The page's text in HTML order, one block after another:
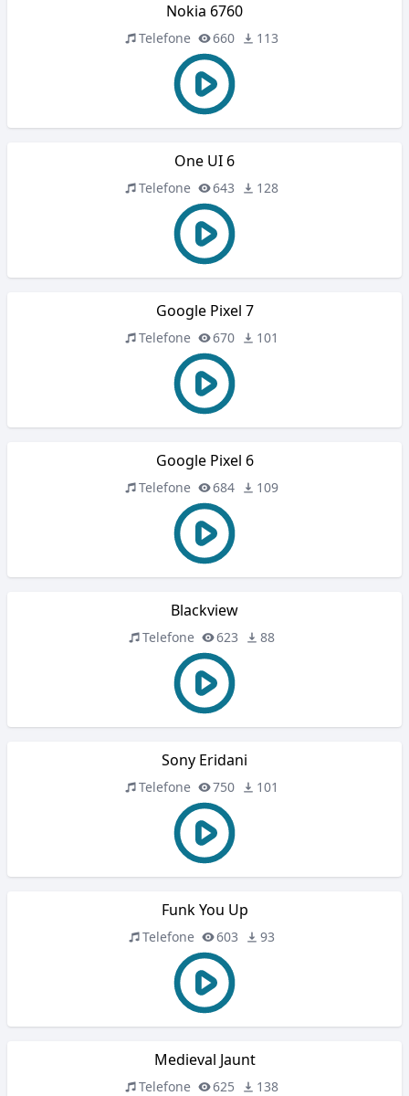
Nokia 6760
Telefone 660 113
One UI 6
Telefone 643 128
Google Pixel 7
Telefone 670 101
Google Pixel 6
Telefone 684 109
Blackview
Telefone 623 88
Sony Eridani
Telefone 750 101
Funk You Up
Telefone 603 93
Medieval Jaunt
Telefone 625 138